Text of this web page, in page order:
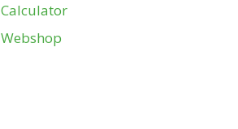
Calculator
Webshop